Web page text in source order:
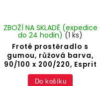
Froté prostěradlo s
gumou, růžová barva,
90/100 x 200/220, Esprit
ZBOŽÍ NA SKLADĚ (expedice
do 24 hodin)(1 ks)
Do košíku